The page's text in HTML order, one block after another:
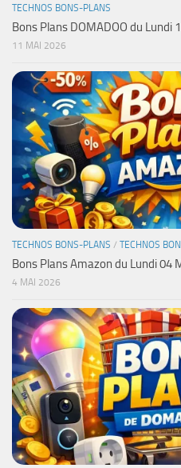
TECHNOS BONS-PLANS
Bons Plans DOMADOO du Lundi
11 MAI 2026
TECHNOS BONS-PLANS / TECHNOS
Bons Plans Amazon du Lundi 04
4 MAI 2026